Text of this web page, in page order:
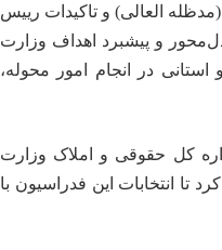
العالی) و تاکیدات رییس
و پیشبرد اهداف وزارت
در انجام امور محوله،
کل حقوقی و املاک وزارت
تا انتخابات این فدراسیون با